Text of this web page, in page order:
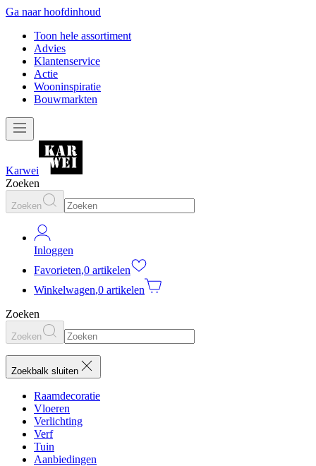
Ga naar hoofdinhoud
Toon hele assortiment
Advies
Klantenservice
Actie
Wooninspiratie
Bouwmarkten
Karwei
Zoeken
Zoeken
Inloggen
Favorieten,0 artikelen
Winkelwagen,0 artikelen
Zoeken
Zoeken
Zoekbalk sluiten
Raamdecoratie
Vloeren
Verlichting
Verf
Tuin
Aanbiedingen